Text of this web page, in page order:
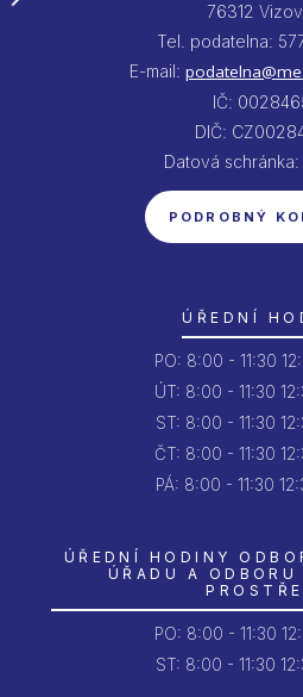
76312
Tel. podatelna:
E-mail:
IČ:
DIČ:
Datová
PODROBNÝ
ÚŘEDNÍ
PO: 8:00 - 11:30
ÚT: 8:00 - 11:30
ST: 8:00 - 11:30
ČT: 8:00 - 11:30
PÁ: 8:00 - 11:30
ÚŘEDNÍ HODINY
ÚŘADU A
PO: 8:00 - 11:30
ST: 8:00 - 11:30